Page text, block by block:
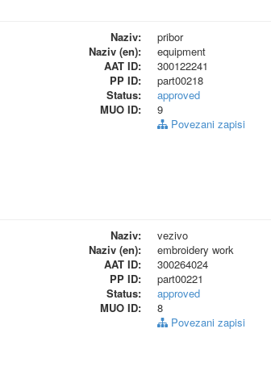
Naziv:
pribor
Naziv (en):
equipment
AAT ID:
300122241
PP ID:
part00218
Status:
approved
MUO ID:
9
Povezani zapisi
Naziv:
vezivo
Naziv (en):
embroidery work
AAT ID:
300264024
PP ID:
part00221
Status:
approved
MUO ID:
8
Povezani zapisi